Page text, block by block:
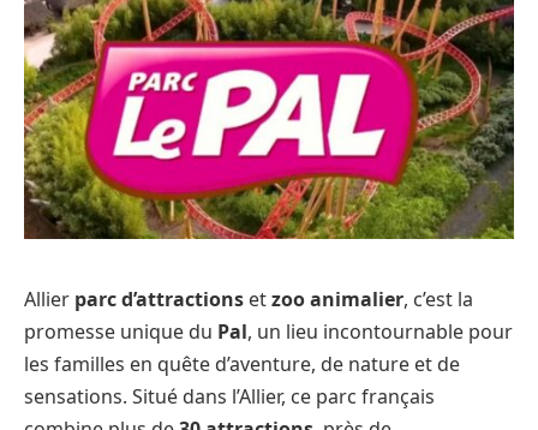
Allier parc d’attractions etzoo animalier, c’est la
promesse unique du Pal, un lieu incontournable pour
les familles en quête d’aventure, de nature et de
sensations. Situé dans l’Allier, ce parc français